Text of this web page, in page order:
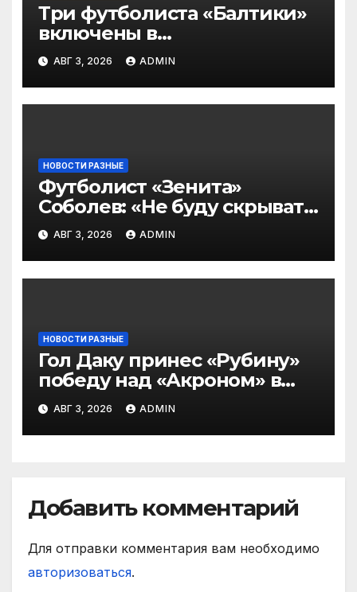
Три футболиста «Балтики»
включены в
символическую сборную
2‑го тура РПЛ по версии
подписчиков МАТЧ
АВГ 3, 2026 ADMIN
НОВОСТИ РАЗНЫЕ
Футболист «Зенита»
Соболев: «Не буду скрывать
— в Оренбурге всегда
тяжело играть»
АВГ 3, 2026 ADMIN
НОВОСТИ РАЗНЫЕ
Гол Даку принес «Рубину»
победу над «Акроном» в
матче РПЛ
АВГ 3, 2026 ADMIN
Добавить комментарий
Для отправки комментария вам необходимо
авторизоваться.